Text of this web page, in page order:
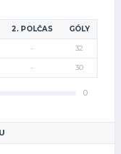
2. POLČAS GÓLY
- 32
- 30
0